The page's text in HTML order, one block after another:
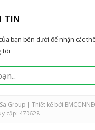
TIN
bạn bên dưới để nhận các
tôi
Group | Thiết kế bởi
cập: 470628